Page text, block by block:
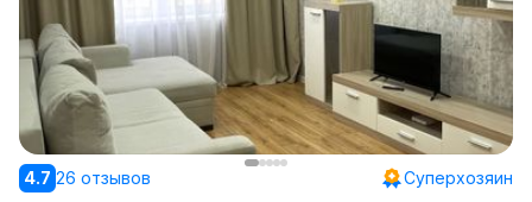
4.7 26 отзывов
Суперхозяин